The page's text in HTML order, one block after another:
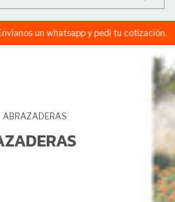
un whatsapp y pedí tu cotización.
ABRAZADERAS